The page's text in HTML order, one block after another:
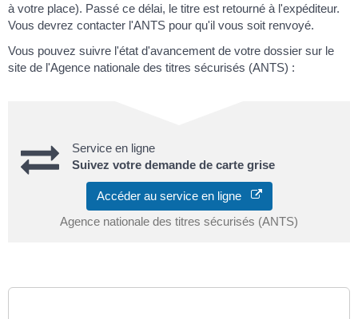
à votre place). Passé ce délai, le titre est retourné à l'expéditeur.
Vous devrez contacter l'ANTS pour qu'il vous soit renvoyé.
Vous pouvez suivre l'état d'avancement de votre dossier sur le
site de l'Agence nationale des titres sécurisés (ANTS) :
Service en ligne
Suivez votre demande de carte grise
Accéder au service en ligne
Agence nationale des titres sécurisés (ANTS)